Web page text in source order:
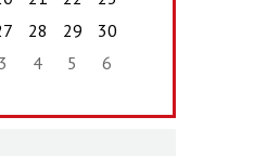
28 29
30
3 4 5 6